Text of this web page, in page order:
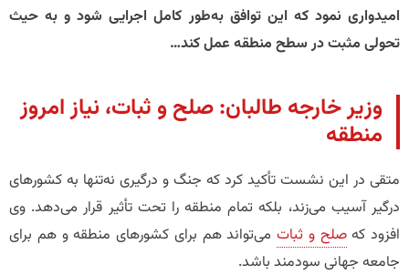
امیدواری نمود که این توافق به‌طور کامل اجرایی شود و به حیث
تحولی مثبت در سطح منطقه عمل کند…
وزیر خارجه طالبان: صلح و ثبات، نیاز امروز
منطقه
متقی در این نشست تأکید کرد که جنگ و درگیری نه‌تنها به کشورهای
درگیر آسیب می‌زند، بلکه تمام منطقه را تحت تأثیر قرار می‌دهد. وی
افزود کهصلح و ثبات می‌تواند هم برای کشورهای منطقه و هم برای
جامعه جهانی سودمند باشد.